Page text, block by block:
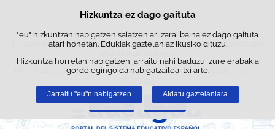
Cookie politika
Webgune honek berezko cookie-ak erabiltzen ditu nabigazioa
errazteko eta hirugarrenen cookie-ak erabilera- eta gogobetetasun-
Informazio gehiago lor dezakezu gure "Cookie-ak" atalean,
Onartu Ukatu
Hizkuntza ez dago gaituta
"eu" hizkuntzan nabigatzen saiatzen ari zara, baina ez dago gaituta
atari honetan. Edukiak gaztelaniaz ikusiko dituzu.
Hizkuntza horretan nabigatzen jarraitu nahi baduzu, zure erabakia
gorde egingo da nabigatzailea itxi arte.
Jarraitu "eu"n nabigatzen Aldatu gaztelaniara
Edukira salto egin